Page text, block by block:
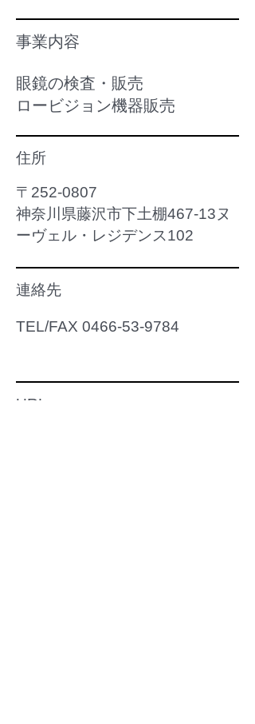
事業内容
眼鏡の検査・販売
​ロービジョン機器販売
住所
〒252-0807
​神奈川県藤沢市下土棚467-13ヌ
ーヴェル・レジデンス102
連絡先
​TEL/FAX 0466-53-9784
URL